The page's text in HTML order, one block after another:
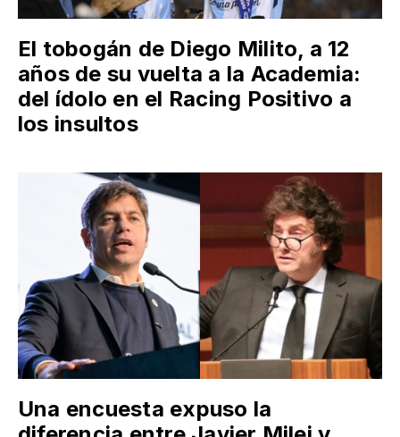
El tobogán de Diego Milito, a 12
años de su vuelta a la Academia:
del ídolo en el Racing Positivo a
los insultos
Una encuesta expuso la